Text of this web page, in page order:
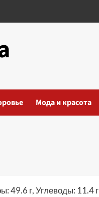
Мода и красота
49.6 г, Углеводы: 11.4 г